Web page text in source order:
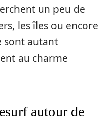
un peu de
les îles ou encore
sont autant
au charme
autour de